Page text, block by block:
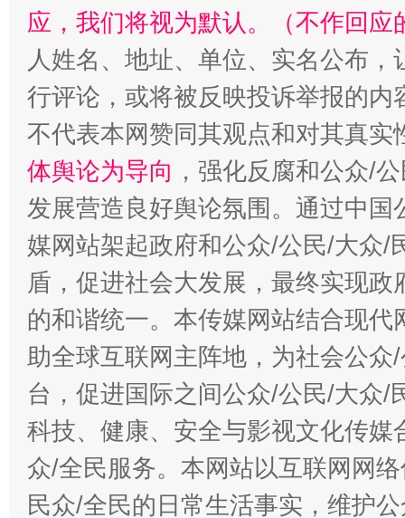
应，我们将视为默认。（不作回应
人姓名、地址、单位、实名公布
行评论，或将被反映投诉举报的
不代表本网赞同其观点和对其真实
体舆论为导向 ，强化反腐和公众/
发展营造良好舆论氛围。通过中
媒网站架起政府和公众/公民/大众/
盾，促进社会大发展，最终实现
的和谐统一。本传媒网站结合现
助全球互联网主阵地，为社会公
台，促进国际之间公众/公民/大众/
科技、健康、安全与影视文化传
众/全民服务。本网站以互联网网
民众/全民的日常生活事实，维护